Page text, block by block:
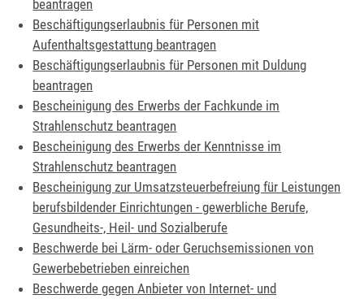
beantragen
Beschäftigungserlaubnis für Personen mit
Aufenthaltsgestattung beantragen
Beschäftigungserlaubnis für Personen mit Duldung
beantragen
Bescheinigung des Erwerbs der Fachkunde im
Strahlenschutz beantragen
Bescheinigung des Erwerbs der Kenntnisse im
Strahlenschutz beantragen
Bescheinigung zur Umsatzsteuerbefreiung für Leistungen
berufsbildender Einrichtungen - gewerbliche Berufe,
Gesundheits-, Heil- und Sozialberufe
Beschwerde bei Lärm- oder Geruchsemissionen von
Gewerbebetrieben einreichen
Beschwerde gegen Anbieter von Internet- und